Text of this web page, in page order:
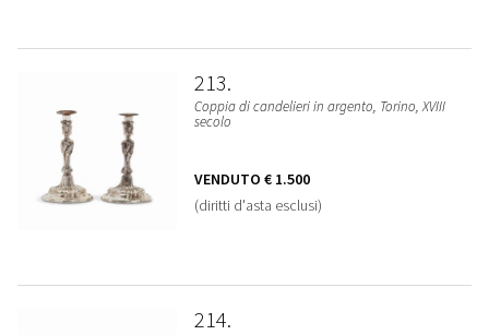
213
Coppia di candelieri in argento, Torino, XVIII
secolo
VENDUTO € 1.500
(diritti d'asta esclusi)
214